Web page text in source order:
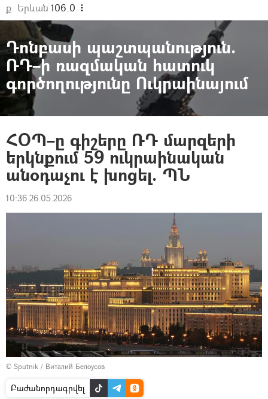
ք. Երևան 106.0
Դոնբասի պաշտպանություն.
ՌԴ–ի ռազմական հատուկ
գործողությունը Ուկրաինայում
ՀՕՊ–ը գիշերը ՌԴ մարզերի
երկնքում 59 ուկրաինական
անօդաչու է խոցել. ՊՆ
10:36 26.05.2026
© Sputnik / Виталий Белоусов
Բաժանորդագրվել